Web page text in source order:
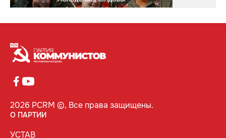
2026 PCRM ©, Все права защищены.
О ПАРТИИ
УСТАВ